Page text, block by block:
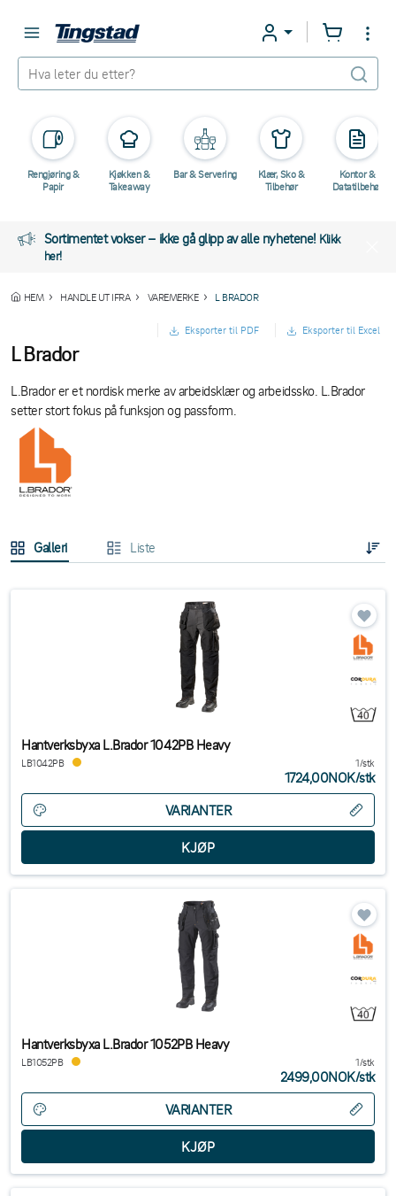
Rengjøring &
Papir
Kjøkken &
Takeaway
Bar & Servering
Klær, Sko &
Tilbehør
Kontor &
Datatilbehør
Sortimentet vokser – ikke gå glipp av alle nyhetene! Klikk
her!
HEM HANDLE UT IFRA VAREMERKE L BRADOR
Eksporter til PDF Eksporter til Excel
L Brador
L.Brador er et nordisk merke av arbeidsklær og arbeidssko. L.Brador
setter stort fokus på funksjon og passform.
Galleri Liste
Hantverksbyxa L.Brador 1042PB Heavy
LB1042PB 1/stk
1724,00NOK/stk
VARIANTER
Hantverksbyxa L.Brador 1052PB Heavy
LB1052PB 1/stk
2499,00NOK/stk
VARIANTER